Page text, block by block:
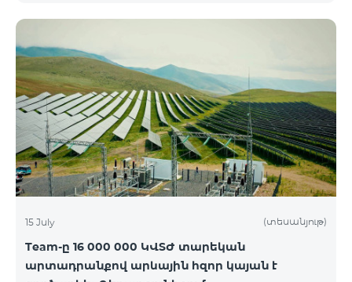
զեղչով առաջին 6 ամիսների համար, 12 ամիս
բաժանորդագրության դեպքում․ Անվանում
Հիմնական արժեք Զեղչված արժեք 1-6 ամիսների
համար ԿՈՍՄՈ 2 6900 Մարզային 6900 3450
ԿՈՍՄՈ 3 7400 Մարզային 7400 3700 ԿՈՍՄՈ 4 9900
Մարզային 9900 4950
15 July (տեսանյութ)
Team-ը 16 000 000 ԿՎՏԺ տարեկան
արտադրանքով արևային հզոր կայան է